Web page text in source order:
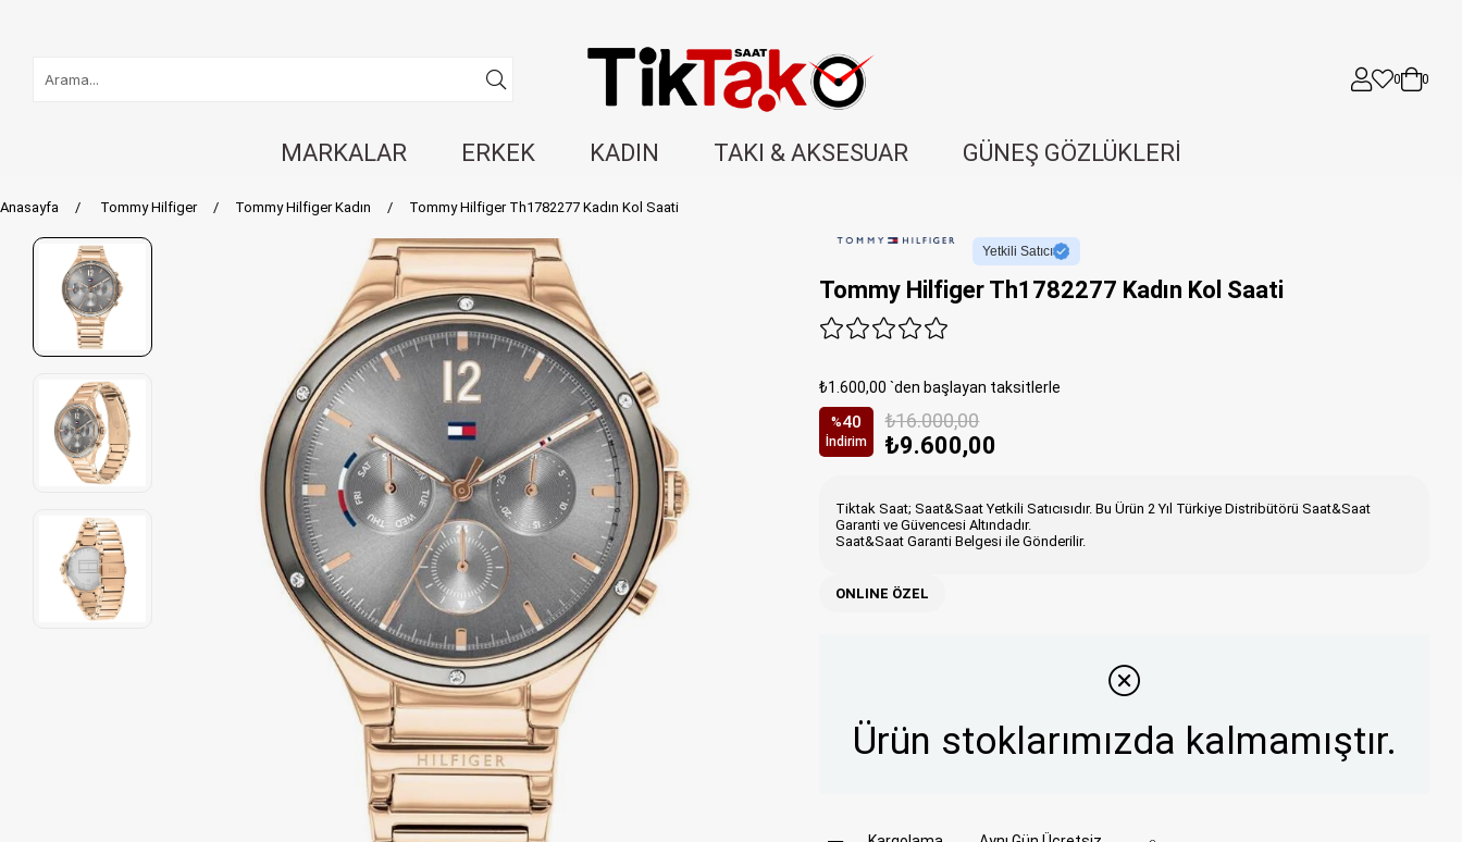
0 0
MARKALAR ERKEK KADIN TAKI & AKSESUAR GÜNEŞ GÖZLÜKLERİ
Anasayfa Tommy Hilfiger Tommy Hilfiger Kadın Tommy Hilfiger Th1782277 Kadın Kol Saati
Yetkili Satıcı
Tommy Hilfiger Th1782277 Kadın Kol Saati
₺1.600,00 `den başlayan taksitlerle
%40
İndirim
₺16.000,00
₺9.600,00
Tiktak Saat; Saat&Saat Yetkili Satıcısıdır. Bu Ürün 2 Yıl Türkiye Distribütörü Saat&Saat
Garanti ve Güvencesi Altındadır.
Saat&Saat Garanti Belgesi ile Gönderilir.
ONLINE ÖZEL
Ürün stoklarımızda kalmamıştır.